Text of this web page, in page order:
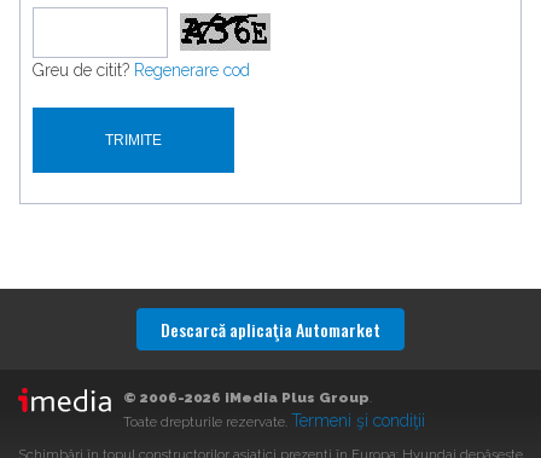
Greu de citit? Regenerare cod
Descarcă aplicaţia Automarket
© 2006-2026 iMedia Plus Group.
Toate drepturile rezervate. Termeni şi condiţii